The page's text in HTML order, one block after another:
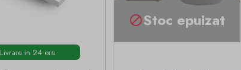
Livrare in 24 ore
Stoc epuizat